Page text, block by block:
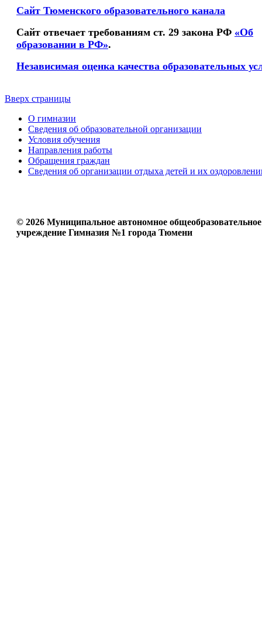
Сайт Тюменского образовательного канала
Сайт отвечает требованиям ст. 29 закона РФ «Об
образовании в РФ».
Независимая оценка качества образовательных
Вверх страницы
О гимназии
Сведения об образовательной организации
Условия обучения
Направления работы
Обращения граждан
Сведения об организации отдыха детей и их
© 2026 Муниципальное автономное общеобразовательное
учреждение Гимназия №1 города Тюмени